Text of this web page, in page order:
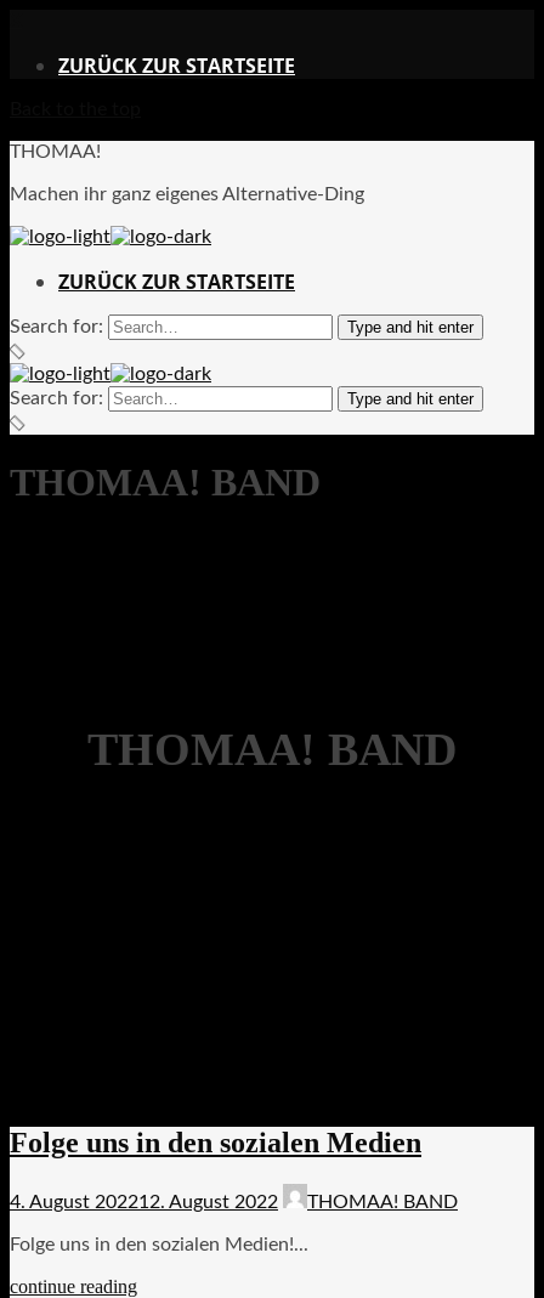
ZURÜCK ZUR STARTSEITE
THOMAA!
Machen ihr ganz eigenes Alternative-Ding
ZURÜCK ZUR STARTSEITE
Search for: Type and hit enter
Search for: Type and hit enter
THOMAA! BAND
THOMAA! BAND
Folge uns in den sozialen Medien
4. August 202212. August 2022 THOMAA! BAND
Folge uns in den sozialen Medien!...
continue reading